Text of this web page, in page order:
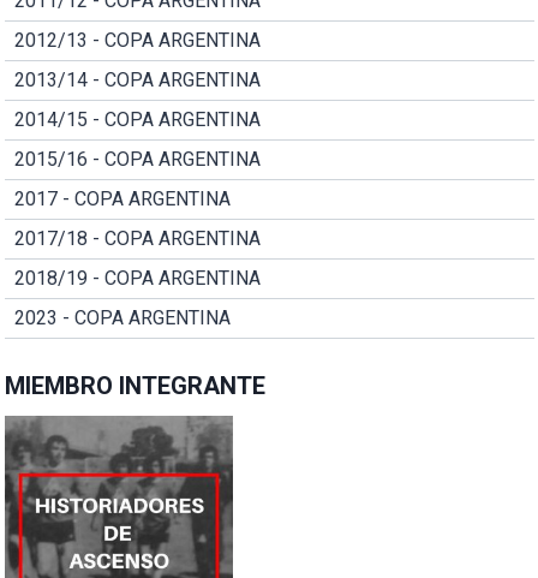
2012/13 - COPA ARGENTINA
2013/14 - COPA ARGENTINA
2014/15 - COPA ARGENTINA
2015/16 - COPA ARGENTINA
2017 - COPA ARGENTINA
2017/18 - COPA ARGENTINA
2018/19 - COPA ARGENTINA
2023 - COPA ARGENTINA
MIEMBRO INTEGRANTE